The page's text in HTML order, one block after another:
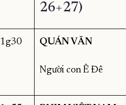
26+27)
1g30 QUÁN VĂN
Người con Ê Đê